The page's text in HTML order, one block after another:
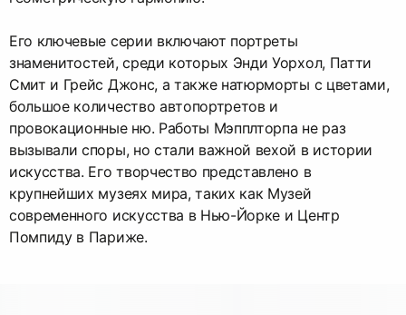
Его ключевые серии включают портреты
знаменитостей, среди которых Энди Уорхол, Патти
Смит и Грейс Джонс, а также натюрморты с цветами,
большое количество автопортретов и
провокационные ню. Работы Мэпплторпа не раз
вызывали споры, но стали важной вехой в истории
искусства. Его творчество представлено в
крупнейших музеях мира, таких как Музей
современного искусства в Нью-Йорке и Центр
Помпиду в Париже.